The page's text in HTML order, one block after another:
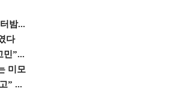
밤...
다
민”...
미모
” ...